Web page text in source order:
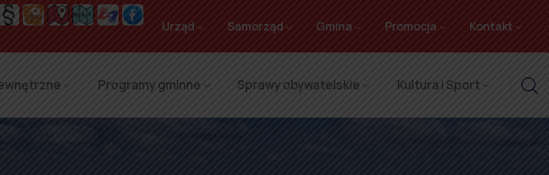
Urząd Samorząd Gmina Promocja Kontakt
Programy gminne Sprawy obywatelskie Kultura i Sport